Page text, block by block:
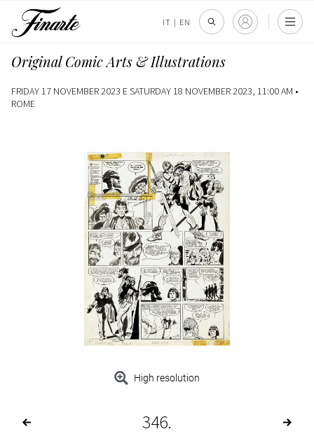
IT | EN
Original Comic Arts & Illustrations
FRIDAY 17 NOVEMBER 2023 E SATURDAY 18 NOVEMBER 2023, 11:00 AM •
ROME
High resolution
346